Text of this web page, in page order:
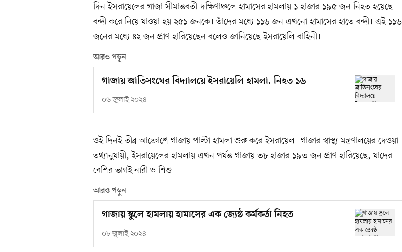
দিন ইসরায়েলের গাজা সীমান্তবর্তী দক্ষিণাঞ্চলে হামাসের হামলায় ১ হাজার ১৯৫ জন নিহত হয়েছে।
বন্দী করে নিয়ে যাওয়া হয় ২৫১ জনকে। তাঁদের মধ্যে ১১৬ জন এখনো হামাসের হাতে বন্দী। এই ১১৬
জনের মধ্যে ৪২ জন প্রাণ হারিয়েছেন বলেও জানিয়েছে ইসরায়েলি বাহিনী।
আরও পড়ুন
গাজায় জাতিসংঘের বিদ্যালয়ে ইসরায়েলি হামলা, নিহত ১৬
০৬ জুলাই ২০২৪
ওই দিনই তীব্র আক্রোশে গাজায় পাল্টা হামলা শুরু করে ইসরায়েল। গাজার স্বাস্থ্য মন্ত্রণালয়ের দেওয়া
তথ্যানুযায়ী, ইসরায়েলের হামলায় এখন পর্যন্ত গাজায় ৩৮ হাজার ১৯৩ জন প্রাণ হারিয়েছে, যাদের
বেশির ভাগই নারী ও শিশু।
আরও পড়ুন
গাজায় স্কুলে হামলায় হামাসের এক জ্যেষ্ঠ কর্মকর্তা নিহত
০৮ জুলাই ২০২৪